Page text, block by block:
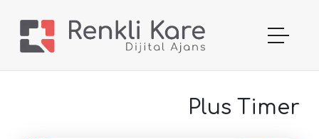
Plus Timer